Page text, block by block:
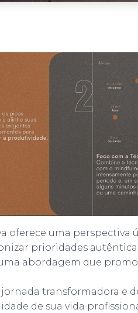
oferece uma perspectiva
prioridades
abordagem que
transformadora e
de sua vida